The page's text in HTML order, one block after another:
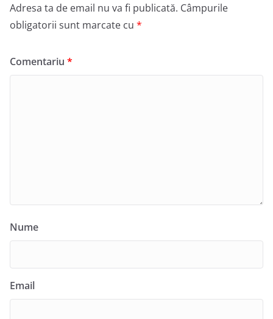
Adresa ta de email nu va fi publicată. Câmpurile
obligatorii sunt marcate cu *
Comentariu *
Nume
Email